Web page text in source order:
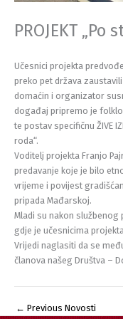
PROJEKT
Učesnici projekta
preko pet država
domaćin i organizator
događaj pripremo je
te postav specifičnu ŽIVE
roda“.
Voditelj projekta Franjo
predavanje koje je bilo
vrijeme i povijest
pripada Mađarskoj.
Mladi su nakon službenog
gdje je učesnicima
Vrijedi naglasiti da se
članova našeg Društva –
← Previous Novosti